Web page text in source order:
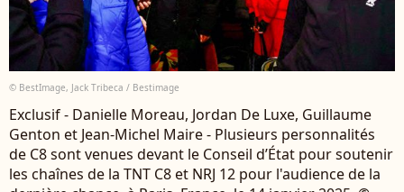
© BestImage, Jack Tribeca / Bestimage
Exclusif - Danielle Moreau, Jordan De Luxe, Guillaume
Genton et Jean-Michel Maire - Plusieurs personnalités
de C8 sont venues devant le Conseil d’État pour soutenir
les chaînes de la TNT C8 et NRJ 12 pour l'audience de la